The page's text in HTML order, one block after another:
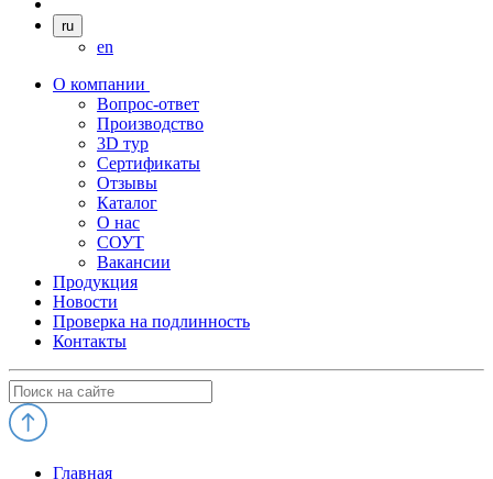
ru
en
О компании
Вопрос-ответ
Производство
3D тур
Сертификаты
Отзывы
Каталог
О нас
СОУТ
Вакансии
Продукция
Новости
Проверка на подлинность
Контакты
Главная